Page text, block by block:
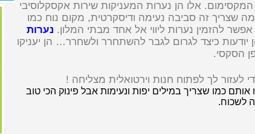
אלו הן נערות המעניקות שירות אקסקלוסיבי
שצריך זה סביבה נעימה ודיסקרטית, מקום נוח כמו
להזמין נערות ליווי אל אחד מבתי המלון. נערות
יודעות כיצד לגרום לגבר להשתחרר ולשחרר… הן יעניקו
הסקסי.
לעזור לך לפתוח חנות וירטואלית מצליחה !
אותם כמו שצריך במילים יפות ונעימות אבל פינוק הכי טוב
לשכוח.